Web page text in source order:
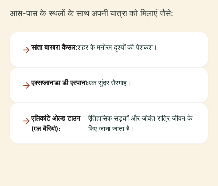
आस-पास के स्थलों के साथ अपनी यात्रा को मिलाएं जैसे:
सांता बारबरा कैसल:शहर के मनोरम दृश्यों की पेशकश।
एक्सप्लानाडा डी एस्पाना:एक सुंदर सैरगाह।
एलिकांटे ओल्ड टाउन
(एल बैरियो):
ऐतिहासिक सड़कों और जीवंत रात्रि जीवन के
लिए जाना जाता है।